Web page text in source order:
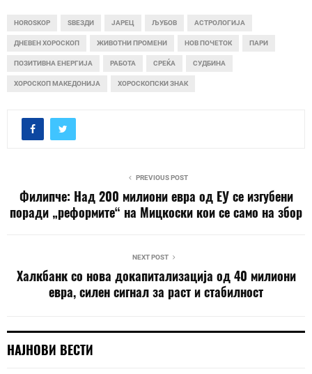
HOROSKOP ЅВЕЗДИ ЈАРЕЦ ЉУБОВ АСТРОЛОГИЈА
ДНЕВЕН ХОРОСКОП ЖИВОТНИ ПРОМЕНИ НОВ ПОЧЕТОК ПАРИ
ПОЗИТИВНА ЕНЕРГИЈА РАБОТА СРЕЌА СУДБИНА
ХОРОСКОП МАКЕДОНИЈА ХОРОСКОПСКИ ЗНАК
PREVIOUS POST
Филипче: Над 200 милиони евра од ЕУ се изгубени
поради „реформите“ на Мицкоски кои се само на збор
NEXT POST
Халкбанк со нова докапитализација од 40 милиони
евра, силен сигнал за раст и стабилност
НАЈНОВИ ВЕСТИ